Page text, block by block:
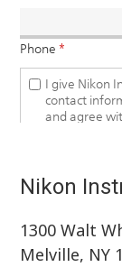
Nikon
1300 Walt
Melville, NY